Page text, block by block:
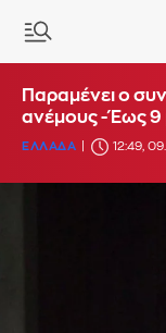
Παραμένει ο
ανέμους - Έως 9
ΕΛΛΑΔΑ 12:49,